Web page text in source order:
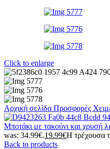
Click to enlarge
Αρχική σελίδα Προσφορές
Μποτάκι με τακούνι και χρυσή
was: 34.99€.19.99€Η τρέχουσα
Back to products